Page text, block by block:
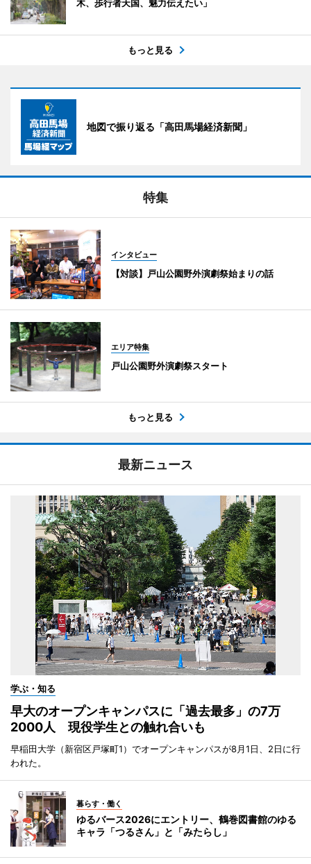
木、歩行者天国、魅力伝えたい」
もっと見る
地図で振り返る「高田馬場経済新聞」
特集
インタビュー
【対談】戸山公園野外演劇祭始まりの話
エリア特集
戸山公園野外演劇祭スタート
もっと見る
最新ニュース
学ぶ・知る
早大のオープンキャンパスに「過去最多」の7万
2000人 現役学生との触れ合いも
早稲田大学（新宿区戸塚町1）でオープンキャンパスが8月1日、2日に行
われた。
暮らす・働く
ゆるバース2026にエントリー、鶴巻図書館のゆる
キャラ「つるさん」と「みたらし」